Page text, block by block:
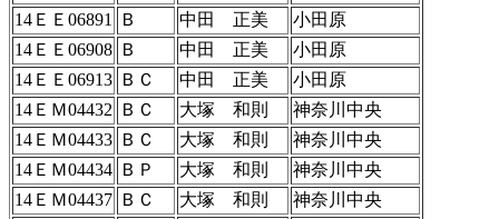
14ＥＥ06891
Ｂ 中田 正美
小田原
14ＥＥ06908 Ｂ 中田 正美
小田原
14ＥＥ06913 ＢＣ 中田 正美
小田原
14ＥＭ04432
ＢＣ 大塚 和則
神奈川中央
14ＥＭ04433 ＢＣ 大塚 和則
神奈川中央
14ＥＭ04434 ＢＰ 大塚 和則
神奈川中央
14ＥＭ04437 ＢＣ 大塚 和則
神奈川中央